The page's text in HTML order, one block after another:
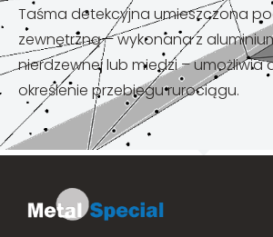
Taśma detekcyjna umieszczona
zewnętrzną – wykonana z
nierdzewnej lub miedzi – umożliwia
określenie przebiegu rurociągu.